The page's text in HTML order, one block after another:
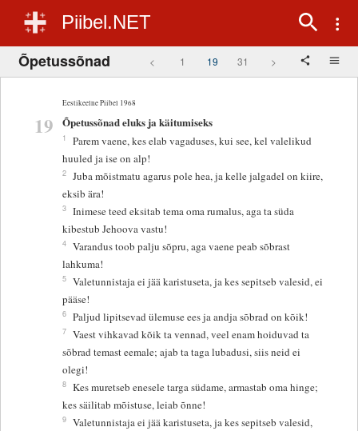
Piibel.NET
Õpetussõnad < 1 19 31 >
Eestikeelne Piibel 1968
19 Õpetussõnad eluks ja käitumiseks
1
Parem vaene, kes elab vagaduses, kui see, kel valelikud
huuled ja ise on alp!
2 Juba mõistmatu agarus pole hea, ja kelle jalgadel on kiire,
eksib ära!
3 Inimese teed eksitab tema oma rumalus, aga ta süda
kibestub Jehoova vastu!
4 Varandus toob palju sõpru, aga vaene peab sõbrast
lahkuma!
5 Valetunnistaja ei jää karistuseta, ja kes sepitseb valesid, ei
pääse!
6 Paljud lipitsevad ülemuse ees ja andja sõbrad on kõik!
7 Vaest vihkavad kõik ta vennad, veel enam hoiduvad ta
sõbrad temast eemale; ajab ta taga lubadusi, siis neid ei
olegi!
8 Kes muretseb enesele targa südame, armastab oma hinge;
kes säilitab mõistuse, leiab õnne!
9 Valetunnistaja ei jää karistuseta, ja kes sepitseb valesid,